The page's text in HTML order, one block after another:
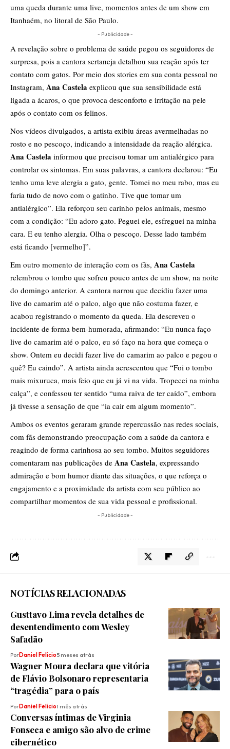
uma queda durante uma live, momentos antes de um show em
Itanhaém, no litoral de São Paulo.
- Publicidade -
A revelação sobre o problema de saúde pegou os seguidores de
surpresa, pois a cantora sertaneja detalhou sua reação após ter
contato com gatos. Por meio dos stories em sua conta pessoal no
Instagram, Ana Castela explicou que sua sensibilidade está
ligada a ácaros, o que provoca desconforto e irritação na pele
após o contato com os felinos.
Nos vídeos divulgados, a artista exibiu áreas avermelhadas no
rosto e no pescoço, indicando a intensidade da reação alérgica.
Ana Castela informou que precisou tomar um antialérgico para
controlar os sintomas. Em suas palavras, a cantora declarou: “Eu
tenho uma leve alergia a gato, gente. Tomei no meu rabo, mas eu
faria tudo de novo com o gatinho. Tive que tomar um
antialérgico”. Ela reforçou seu carinho pelos animais, mesmo
com a condição: “Eu adoro gato. Peguei ele, esfreguei na minha
cara. E eu tenho alergia. Olha o pescoço. Desse lado também
está ficando [vermelho]”.
Em outro momento de interação com os fãs, Ana Castela
relembrou o tombo que sofreu pouco antes de um show, na noite
do domingo anterior. A cantora narrou que decidiu fazer uma
live do camarim até o palco, algo que não costuma fazer, e
acabou registrando o momento da queda. Ela descreveu o
incidente de forma bem-humorada, afirmando: “Eu nunca faço
live do camarim até o palco, eu só faço na hora que começa o
show. Ontem eu decidi fazer live do camarim ao palco e pegou o
quê? Eu caindo”. A artista ainda acrescentou que “Foi o tombo
mais mixuruca, mais feio que eu já vi na vida. Tropecei na minha
calça”, e confessou ter sentido “uma raiva de ter caído”, embora
já tivesse a sensação de que “ia cair em algum momento”.
Ambos os eventos geraram grande repercussão nas redes sociais,
com fãs demonstrando preocupação com a saúde da cantora e
reagindo de forma carinhosa ao seu tombo. Muitos seguidores
comentaram nas publicações de Ana Castela, expressando
admiração e bom humor diante das situações, o que reforça o
engajamento e a proximidade da artista com seu público ao
compartilhar momentos de sua vida pessoal e profissional.
- Publicidade -
NOTÍCIAS RELACIONADAS
Gusttavo Lima revela detalhes de
desentendimento com Wesley
Safadão
PorDaniel Felicio5 meses atrás
Wagner Moura declara que vitória
de Flávio Bolsonaro representaria
“tragédia” para o país
PorDaniel Felicio1 mês atrás
Conversas íntimas de Virginia
Fonseca e amigo são alvo de crime
cibernético